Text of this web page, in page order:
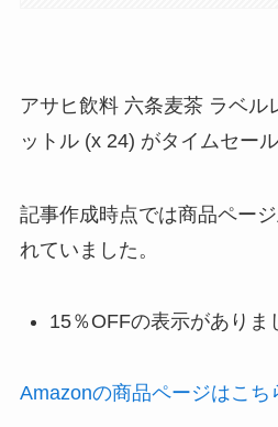
アサヒ飲料 六条麦茶 ラベル
ットル (x 24) がタイムセール
記事作成時点では商品ペー
れていました。
15％OFFの表示がありま
Amazonの商品ページはこち